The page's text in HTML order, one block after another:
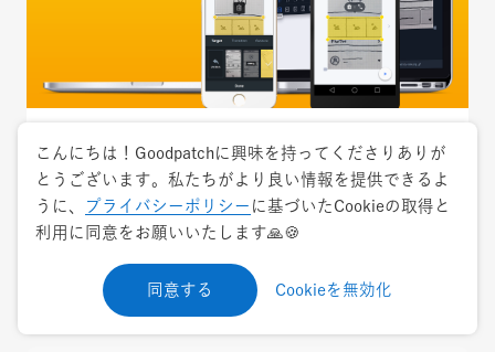
トレンド 2018.4.20
Prottユーザー必見！開発メンバーおすすめ活
用TIPSまとめ
プロトタイピング Prott
こんにちは！Goodpatchに興味を持ってくださりありが
とうございます。私たちがより良い情報を提供できるよ
うに、
プライバシーポリシー に基づいたCookieの取得と
利用に同意をお願いいたします🙏🍪
同意する Cookieを無効化